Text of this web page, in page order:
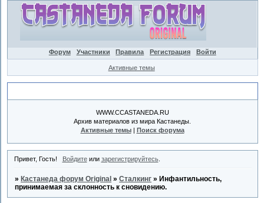
Форум Участники Правила Регистрация Войти
Активные темы
WWW.CCASTANEDA.RU
Архив материалов из мира Кастанеды.
Активные темы| Поиск форума
Привет, Гость! Войдитеили зарегистрируйтесь.
» Кастанеда форум Original »Сталкинг » Инфантильность,
принимаемая за склонность к сновидению.